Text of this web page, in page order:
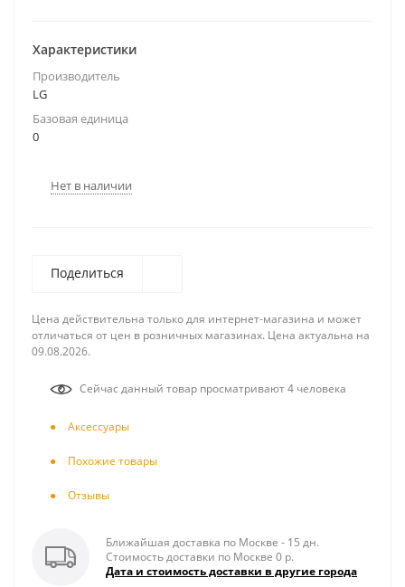
Характеристики
Производитель
LG
Базовая единица
0
Нет в наличии
Поделиться
Цена действительна только для интернет-магазина и может
отличаться от цен в розничных магазинах. Цена актуальна на
09.08.2026.
Сейчас данный товар просматривают 4 человека
Аксесcуары
Похожие товары
Отзывы
Ближайшая доставка по Москве - 15 дн.
Стоимость доставки по Москве 0 р.
Дата и стоимость доставки в другие города